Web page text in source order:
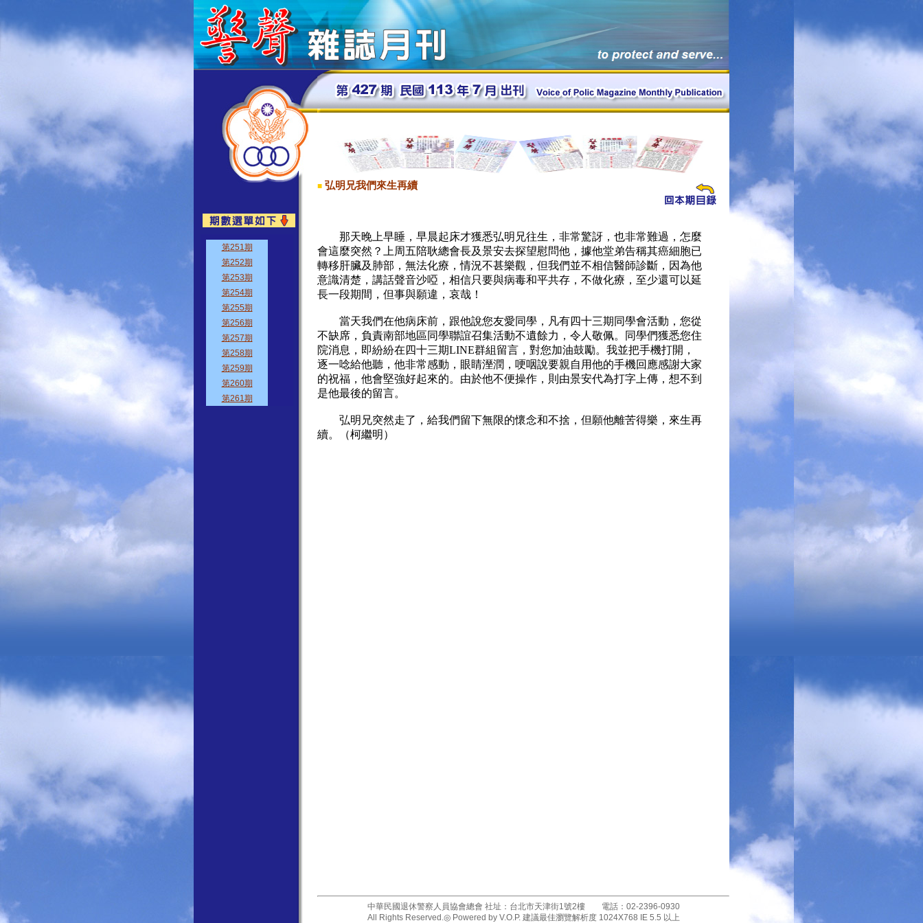
■ 弘明兄我們來生再續
那天晚上早睡，早晨起床才獲悉弘明兄往生，非常驚訝，也非常難過，怎麼
會這麼突然？上周五陪耿總會長及景安去探望慰問他，據他堂弟告稱其癌細胞已
轉移肝臟及肺部，無法化療，情況不甚樂觀，但我們並不相信醫師診斷，因為他
意識清楚，講話聲音沙啞，相信只要與病毒和平共存，不做化療，至少還可以延
長一段期間，但事與願違，哀哉！
當天我們在他病床前，跟他說您友愛同學，凡有四十三期同學會活動，您從
不缺席，負責南部地區同學聯誼召集活動不遺餘力，令人敬佩。同學們獲悉您住
院消息，即紛紛在四十三期LINE群組留言，對您加油鼓勵。我並把手機打開，
逐一唸給他聽，他非常感動，眼睛溼潤，哽咽說要親自用他的手機回應感謝大家
的祝福，他會堅強好起來的。由於他不便操作，則由景安代為打字上傳，想不到
是他最後的留言。
弘明兄突然走了，給我們留下無限的懷念和不捨，但願他離苦得樂，來生再
續。（柯繼明）
中華民國退休警察人員協會總會 社址：台北市天津街1號2樓 電話：02-2396-0930
All Rights Reserved.◎ Powered by V.O.P. 建議最佳瀏覽解析度 1024X768 IE 5.5 以上